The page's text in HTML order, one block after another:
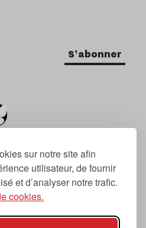
sur notre site afin
utilisateur, de fournir
et d’analyser notre trafic.
cookies.
S'abonner
sur la
tendances, dont la
de 2007.
« prochain », « suivant
thématique du
nouvelles tendances